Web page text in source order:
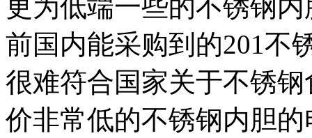
更为低端一些的不锈钢
前国内能采购到的201不
很难符合国家关于不锈
价非常低的不锈钢内胆